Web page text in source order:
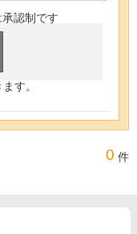
認制です
す。
0 件